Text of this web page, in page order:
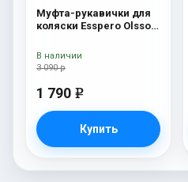
Муфта-рукавички для
коляски Esspero Olsson
Cream
3 090 р
1 790 e
Купить
В наличии